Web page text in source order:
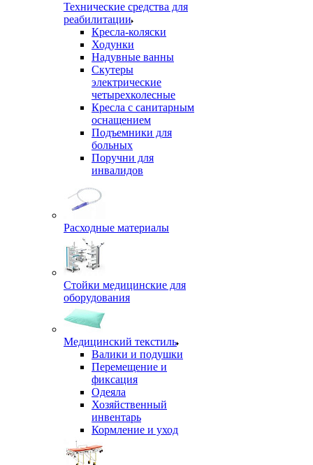
Технические средства для
реабилитации
Кресла-коляски
Ходунки
Надувные ванны
Скутеры
электрические
четырехколесные
Кресла с санитарным
оснащением
Подъемники для
больных
Поручни для
инвалидов
Расходные материалы
Стойки медицинские для
оборудования
Медицинский текстиль
Валики и подушки
Перемещение и
фиксация
Одеяла
Хозяйственный
инвентарь
Кормление и уход